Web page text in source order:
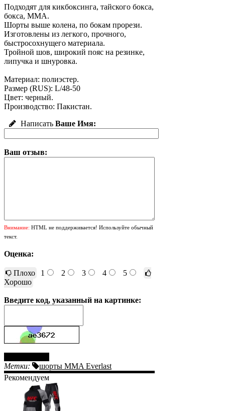
Подходят для кикбоксинга, тайского бокса,
бокса, MMA.
Шорты выше колена, по бокам прорези.
Изготовлены из легкого, прочного,
быстросохнущего материала.
Тройной шов, широкий пояс на резинке,
липучка и шнуровка.
Материал: полиэстер.
Размер (RUS): L/48-50
Цвет: черный.
Производство: Пакистан.
Написать Ваше Имя:
Ваш отзыв:
Внимание: HTML не поддерживается! Используйте обычный
текст.
Оценка:
Плохо 1 2 3 4
5
Хорошо
Введите код, указанный на картинке:
Метки:
шорты MMA Everlast
Рекомендуем